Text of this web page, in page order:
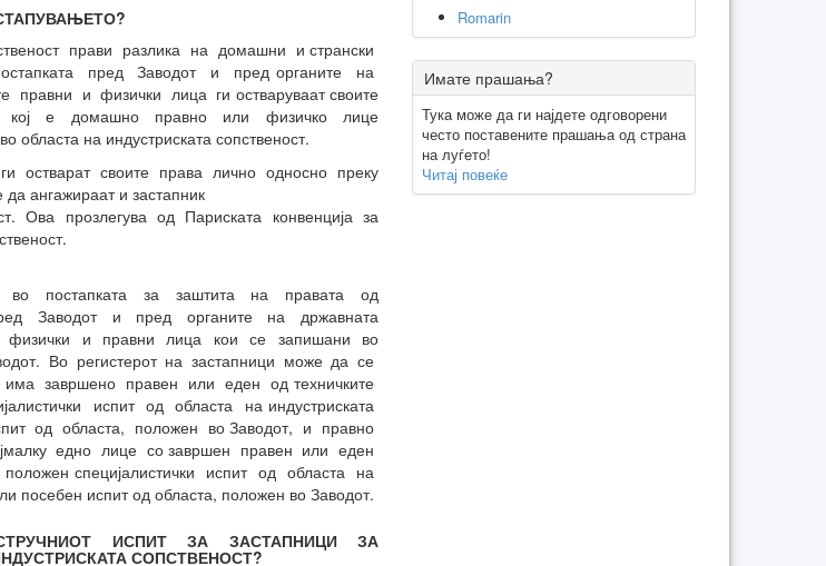
прави разлика на домашни и странски
пред Заводот и пред органите на
правни и физички лица ги остваруваат своите
кој е домашно правно или физичко лице
областа на индустриската сопственост.
остварат своите права лично односно преку
ангажираат и застапник
Ова прозлегува од Париската конвенција за
во постапката за заштита на правата од
Заводот и пред органите на државната
и правни лица кои се запишани во
Во регистерот на застапници може да се
завршено правен или еден од техничките
испит од областа на индустриската
од областа, положен во Заводот, и правно
едно лице со завршен правен или еден
специјалистички испит од областа на
посебен испит од областа, положен во Заводот.
ИСПИТ ЗА ЗАСТАПНИЦИ ЗА
СОПСТВЕНОСТ?
Romarin
Имате прашања?
Тука може да ги најдете одговорени
често поставените прашања од страна
на луѓето!
Читај повеќе